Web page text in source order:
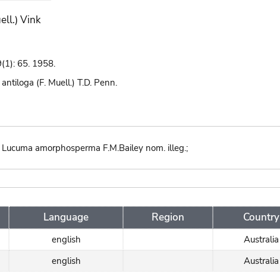
Vink
65. 1958.
(F. Muell.) T.D. Penn.
amorphosperma F.M.Bailey nom. illeg.;
Language Region Country
english Australia
english Australia